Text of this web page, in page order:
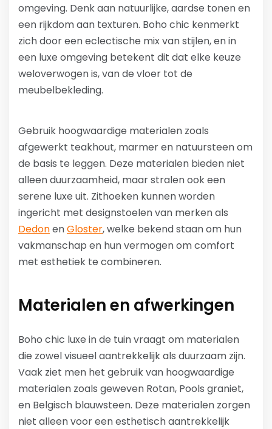
omgeving. Denk aan natuurlijke, aardse tonen en
een rijkdom aan texturen. Boho chic kenmerkt
zich door een eclectische mix van stijlen, en in
een luxe omgeving betekent dit dat elke keuze
weloverwogen is, van de vloer tot de
meubelbekleding.
Gebruik hoogwaardige materialen zoals
afgewerkt teakhout, marmer en natuursteen om
de basis te leggen. Deze materialen bieden niet
alleen duurzaamheid, maar stralen ook een
serene luxe uit. Zithoeken kunnen worden
ingericht met designstoelen van merken als
DedonenGloster, welke bekend staan om hun
vakmanschap en hun vermogen om comfort
met esthetiek te combineren.
Materialen en afwerkingen
Boho chic luxe in de tuin vraagt om materialen
die zowel visueel aantrekkelijk als duurzaam zijn.
Vaak ziet men het gebruik van hoogwaardige
materialen zoals geweven Rotan, Pools graniet,
en Belgisch blauwsteen. Deze materialen zorgen
niet alleen voor een esthetisch aantrekkelijk